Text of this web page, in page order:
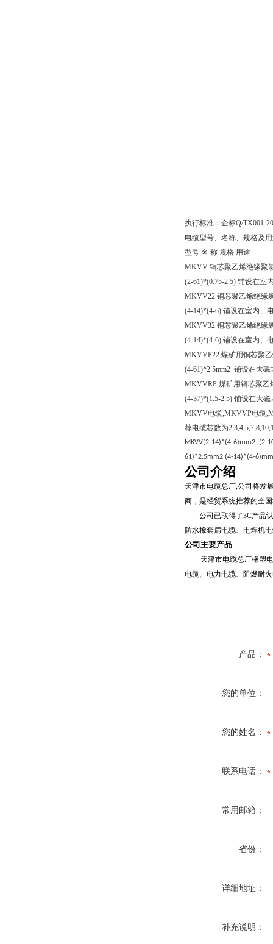
执行标准：企标Q/TX001-
电缆型号、名称、规格及
型号 名 称 规格 用途
MKVV 铜芯聚乙烯绝缘聚
(2-61)*(0.75-2.5) 铺设在室
MKVV22 铜芯聚乙烯绝缘
(4-14)*(4-6) 铺设在室内、
MKVV32 铜芯聚乙烯绝缘
(4-14)*(4-6) 铺设在室内、
MKVVP22 煤矿用铜芯聚
(4-61)*2.5mm2 铺设在大磁
MKVVRP 煤矿用铜芯聚乙
(4-37)*(1.5-2.5) 铺设在大磁
MKVV电缆,MKVVP电缆
荐电缆芯数为
MKVV(2-14)*(4-6)mm2 ,(2-
61)*2.5mm2 (4-14)*(4-
公司介绍
天津市电缆总厂,公司将发
商，是经贸系统推荐的全
公司已取得了3C产品
防水橡套扁电缆、电焊机
公司主要产品
天津市电缆总厂橡塑
电缆、电力电缆、阻燃耐
产品：
您的单位：
您的姓名：
联系电话：
常用邮箱：
省份：
详细地址：
补充说明：